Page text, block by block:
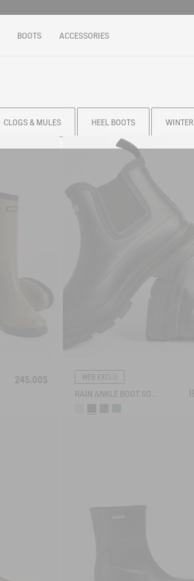
BOOTS ACCESSORIES
CLOGS & MULES HEEL BOOTS WINTER
245,00$ WEB EXCLU